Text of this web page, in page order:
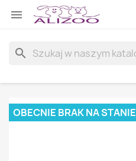

search
OBECNIE BRAK NA STANIE